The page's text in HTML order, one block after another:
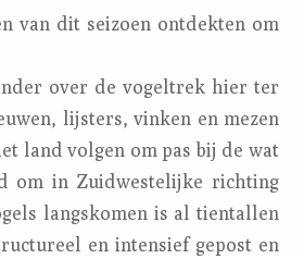
van dit seizoen ontdekten om
over de vogeltrek hier ter
lijsters, vinken en mezen
land volgen om pas bij de wat
om in Zuidwestelijke richting
langskomen is al tientallen
en intensief gepost en